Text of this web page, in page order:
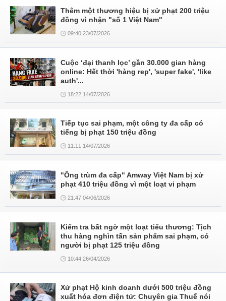
Thêm một thương hiệu bị xử phạt 200 triệu
đồng vì nhận "số 1 Việt Nam"
09:40 23/07/2026
Cuộc ‘đại thanh lọc’ gần 30.000 gian hàng
online: Hết thời 'hàng rep', 'super fake', 'like
auth'...
18:22 14/07/2026
Tiếp tục sai phạm, một công ty đa cấp có
tiếng bị phạt 150 triệu đồng
11:11 14/07/2026
"Ông trùm đa cấp" Amway Việt Nam bị xử
phạt 410 triệu đồng vì một loạt vi phạm
21:47 04/06/2026
Kiểm tra bất ngờ một loạt tiểu thương: Tịch
thu hàng nghìn tấn sản phẩm sai phạm, có
người bị phạt 125 triệu đồng
10:44 26/04/2026
Xử phạt Hộ kinh doanh dưới 500 triệu đồng
xuất hóa đơn điện tử: Chuyên gia Thuế nói